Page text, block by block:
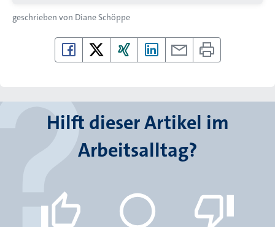
geschrieben von Diane Schöppe
Hilft dieser Artikel im
Arbeitsalltag?